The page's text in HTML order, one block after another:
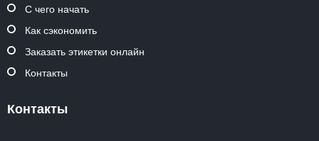
С чего начать
Как сэкономить
Заказать этикетки онлайн
Контакты
Контакты